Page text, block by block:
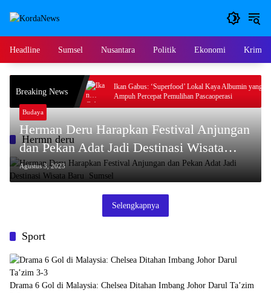
Headline Sumsel Nusantara Politik Ekonomi
Breaking News
Jadi Pilihan
Ikan Gabus: ‘Superfood’ Lokal Kaya Albumin yang
Ampuh Percepat Pemulihan Pascaoperasi
Hermn deru
Budaya
Herman Deru Harapkan Festival Anjungan
dan Pekan Adat Jadi Destinasi Wisata
Baru Sumsel
Agustus 3, 2023
Selengkapnya
Sport
Drama 6 Gol di Malaysia: Chelsea Ditahan Imbang Johor Darul Ta’zim